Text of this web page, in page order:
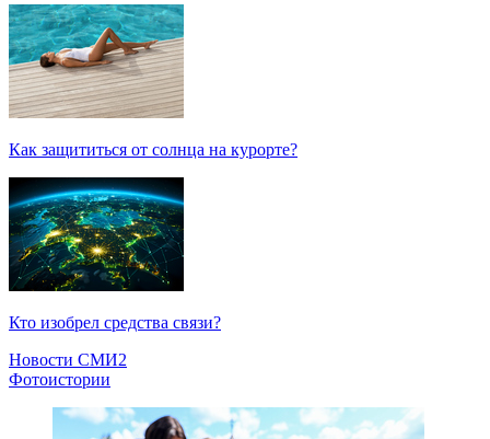
Как защититься от солнца на курорте?
Кто изобрел средства связи?
Новости СМИ2
Фотоистории